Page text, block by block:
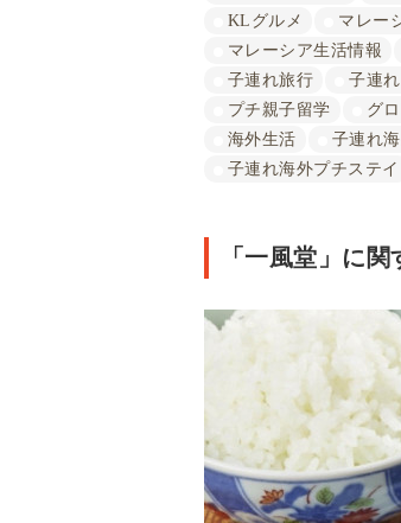
KLグルメ
マレー
マレーシア生活情報
子連れ旅行
子連
プチ親子留学
グ
海外生活
子連れ
子連れ海外プチステイ
「一風堂」に